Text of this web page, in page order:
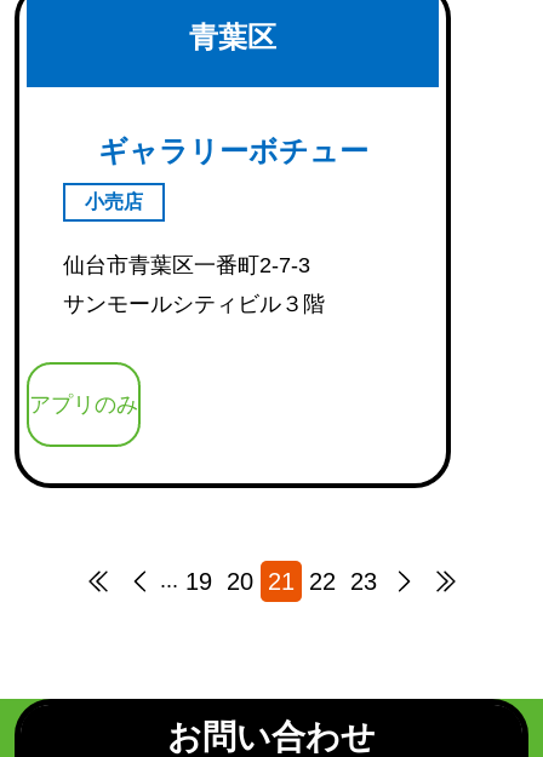
青葉区
ギャラリーボチュー
小売店
仙台市青葉区一番町2-7-3
サンモールシティビル３階
アプリのみ
... 19 20 21 22 23
お問い合わせ